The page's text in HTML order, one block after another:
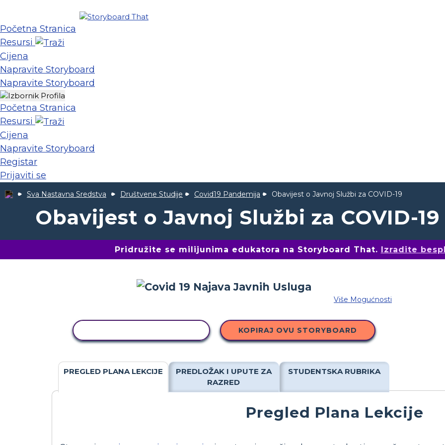
Početna Stranica
Resursi
Cijena
Napravite Storyboard
Napravite Storyboard
Početna Stranica
Resursi
Cijena
Napravite Storyboard
Registar
Prijaviti se
Sva Nastavna Sredstva Društvene Studije Covid19 Pandemija Obavijest o Javnoj Službi za COVID-19
Obavijest o Javnoj Službi za COVID-19
Pridružite se milijunima edukatora na Storyboard That. Izradite
Više Mogućnosti
KOPIRAJ OVU STORYBOARD
PREGLED PLANA LEKCIJE
PREDLOŽAK I UPUTE ZA
RAZRED
STUDENTSKA RUBRIKA
Pregled Plana Lekcije